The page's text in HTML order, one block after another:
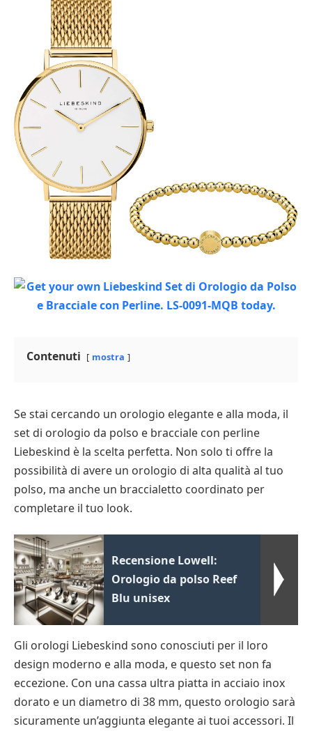
Contenuti mostra
Se stai cercando un orologio elegante e alla moda, il
set di orologio da polso e bracciale con perline
Liebeskind è la scelta perfetta. Non solo ti offre la
possibilità di avere un orologio di alta qualità al tuo
polso, ma anche un braccialetto coordinato per
completare il tuo look.
Recensione Lowell:
Orologio da polso Reef
Blu unisex
Gli orologi Liebeskind sono conosciuti per il loro
design moderno e alla moda, e questo set non fa
eccezione. Con una cassa ultra piatta in acciaio inox
dorato e un diametro di 38 mm, questo orologio sarà
sicuramente un’aggiunta elegante ai tuoi accessori. Il